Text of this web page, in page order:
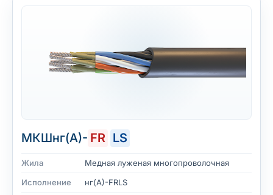
МКШнг(А)- FR LS
Жила
Медная луженая многопроволочная
Исполнение
нг(А)-FRLS